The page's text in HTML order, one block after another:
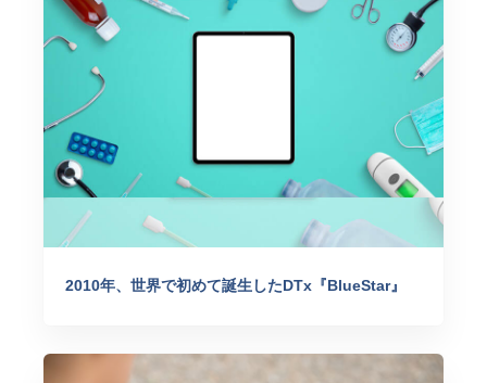
2010年、世界で初めて誕生したDTx『BlueStar』